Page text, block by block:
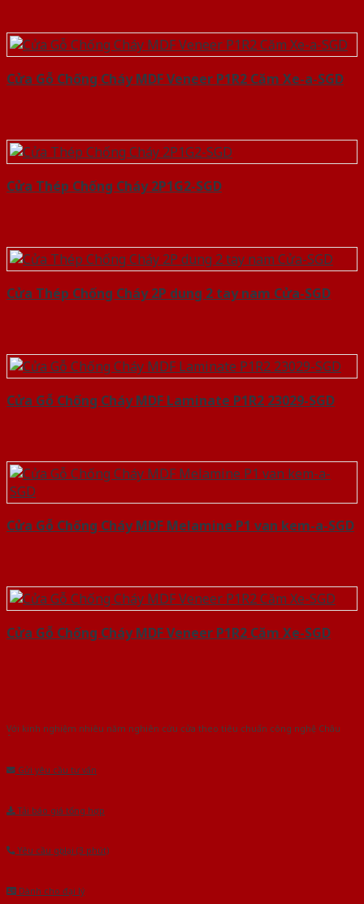
Cửa Gỗ Chống Cháy MDF Veneer P1R2 Căm Xe-a-SGD
Cửa Thép Chống Cháy 2P1G2-SGD
Cửa Thép Chống Cháy 2P dung 2 tay nam Cửa-SGD
Cửa Gỗ Chống Cháy MDF Laminate P1R2 23029-SGD
Cửa Gỗ Chống Cháy MDF Melamine P1 van kem-a-SGD
Cửa Gỗ Chống Cháy MDF Veneer P1R2 Căm Xe-SGD
Với kinh nghiệm nhiêu năm nghiên cứu cửa theo tiêu chuẩn công nghệ Châu
Âu.Chúng tôi tự tin là nhà sản xuất & cung cấp hàng đầu tại Việt Nam!
Gửi yêu cầu tư vấn
Tải báo giá tổng hợp
Yêu cầu gọi lại (3 phút)
Dành cho đại lý